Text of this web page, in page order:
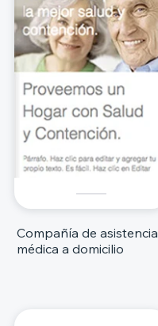
Compañía de asistencia
médica a domicilio